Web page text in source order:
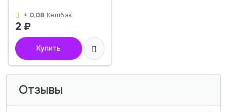
+ 0,08 Кешбэк
2 ₽
Купить
Отзывы